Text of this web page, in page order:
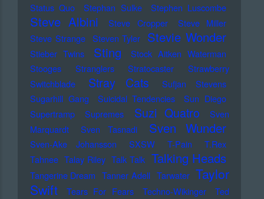
Status Quo
Stephan Sulke Stephen Luscombe
Steve Albini Steve Cropper
Steve Miller
Steve Strange Steven Tyler Stevie Wonder
Stieber Twins Sting
Stock Aitken Waterman
Stooges
Stranglers Stratocaster
Strawberry
Switchblade
Stray Cats
Sufjan Stevens
Sugarhill Gang
Suicidal Tendencies
Sun Diego
Supertramp
Supremes Suzi Quatro
Sven
Marquardt
Sven Tasnadi Sven Wunder
Sven-Ake Johansson SXSW T-Pain
T.Rex
Tahnee Talay Riley Talk Talk Talking Heads
Tangerine Dream Tanner Adell Tarwater Taylor
Swift
Tears For Fears Techno-Wikinger
Ted